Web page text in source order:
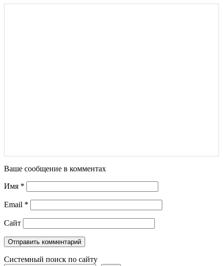
Ваше сообщение в комментах
Имя *
Email *
Сайт
Системный поиск по сайту